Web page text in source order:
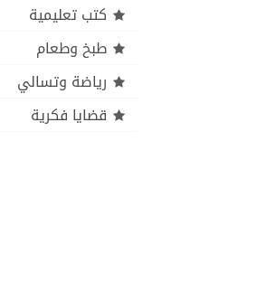
كتب تعليمية
طبخ وطعام
رياضة وتسالي
قضايا فكرية